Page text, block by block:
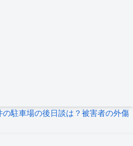
の駐車場の後日談は？被害者の外傷